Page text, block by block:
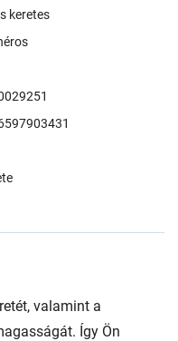
keretes
valamint a
Így Ön